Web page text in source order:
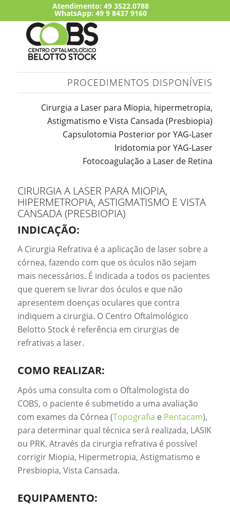
Atendimento:49 3522.0788
WhatsApp: 49 9 8437 9160
PROCEDIMENTOS DISPONÍVEIS
Cirurgia a Laser para Miopia, hipermetropia,
Astigmatismo e Vista Cansada (Presbiopia)
Capsulotomia Posterior por YAG-Laser
Iridotomia por YAG-Laser
Fotocoagulação a Laser de Retina
CIRURGIA A LASER PARA MIOPIA,
HIPERMETROPIA, ASTIGMATISMO E VISTA
CANSADA (PRESBIOPIA)
INDICAÇÃO:
A Cirurgia Refrativa é a aplicação de laser sobre a
córnea, fazendo com que os óculos não sejam
mais necessários. É indicada a todos os pacientes
que querem se livrar dos óculos e que não
apresentem doenças oculares que contra
indiquem a cirurgia. O Centro Oftalmológico
Belotto Stock é referência em cirurgias de
refrativas a laser.
COMO REALIZAR:
Após uma consulta com o Oftalmologista do
COBS, o paciente é submetido a uma avaliação
com exames da Córnea (Topografia e Pentacam),
para determinar qual técnica será realizada, LASIK
ou PRK. Através da cirurgia refrativa é possível
corrigir Miopia, Hipermetropia, Astigmatismo e
Presbiopia, Vista Cansada.
EQUIPAMENTO: